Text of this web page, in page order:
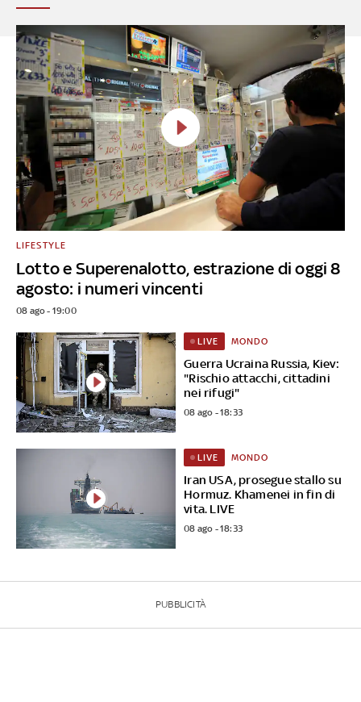
Lotto e Superenalotto, estrazione di oggi 8
agosto: i numeri vincenti
LIFESTYLE
08 ago - 19:00
Guerra Ucraina Russia, Kiev:
"Rischio attacchi, cittadini
nei rifugi"
LIVE MONDO
08 ago - 18:33
Iran USA, prosegue stallo su
Hormuz. Khamenei in fin di
vita. LIVE
LIVE MONDO
08 ago - 18:33
PUBBLICITÀ